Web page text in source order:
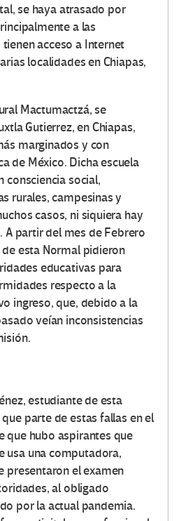
se haya atrasado por
a las
acceso a Internet
localidades en Chiapas,
Mactumactzá, se
Gutierrez, en Chiapas,
marginados y con
de México. Dicha escuela
consciencia social,
rurales, campesinas y
casos, ni siquiera hay
A partir del mes de Febrero
esta Normal pidieron
educativas para
respecto a la
ingreso, que, debido a la
veían inconsistencias
estudiante de esta
que parte de estas fallas en el
que hubo aspirantes que
usa una computadora,
presentaron el examen
al obligado
por la actual pandemia.